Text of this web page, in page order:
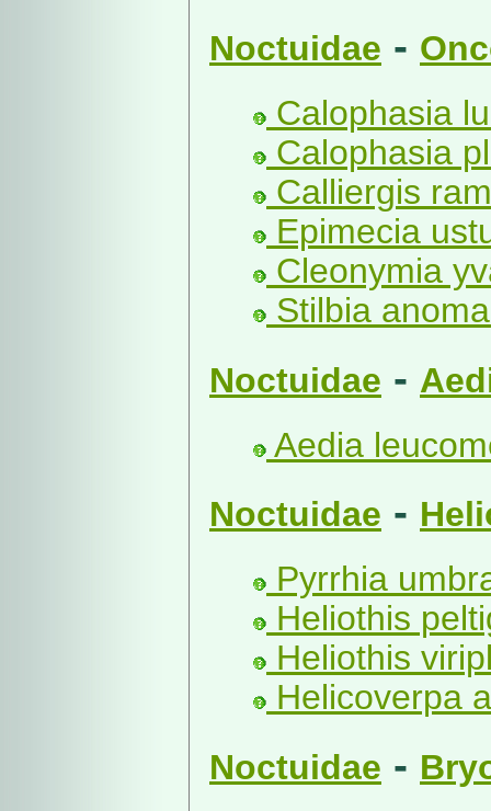
Noctuidae -
Calophasia
Calophasia
Calliergis
Epimecia
Cleonymia
Stilbia
Noctuidae -
Aedia
Noctuidae -
Pyrrhia
Heliothis
Heliothis
Helicoverpa
Noctuidae -